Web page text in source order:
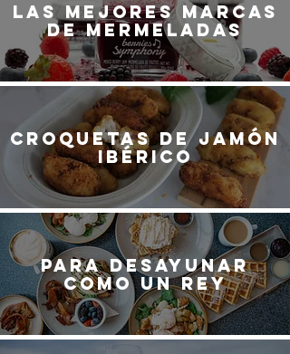
LaS MEJORES marcas
de mermeladas
Croquetas de jamón
ibérico
Para desayunar
como un rey